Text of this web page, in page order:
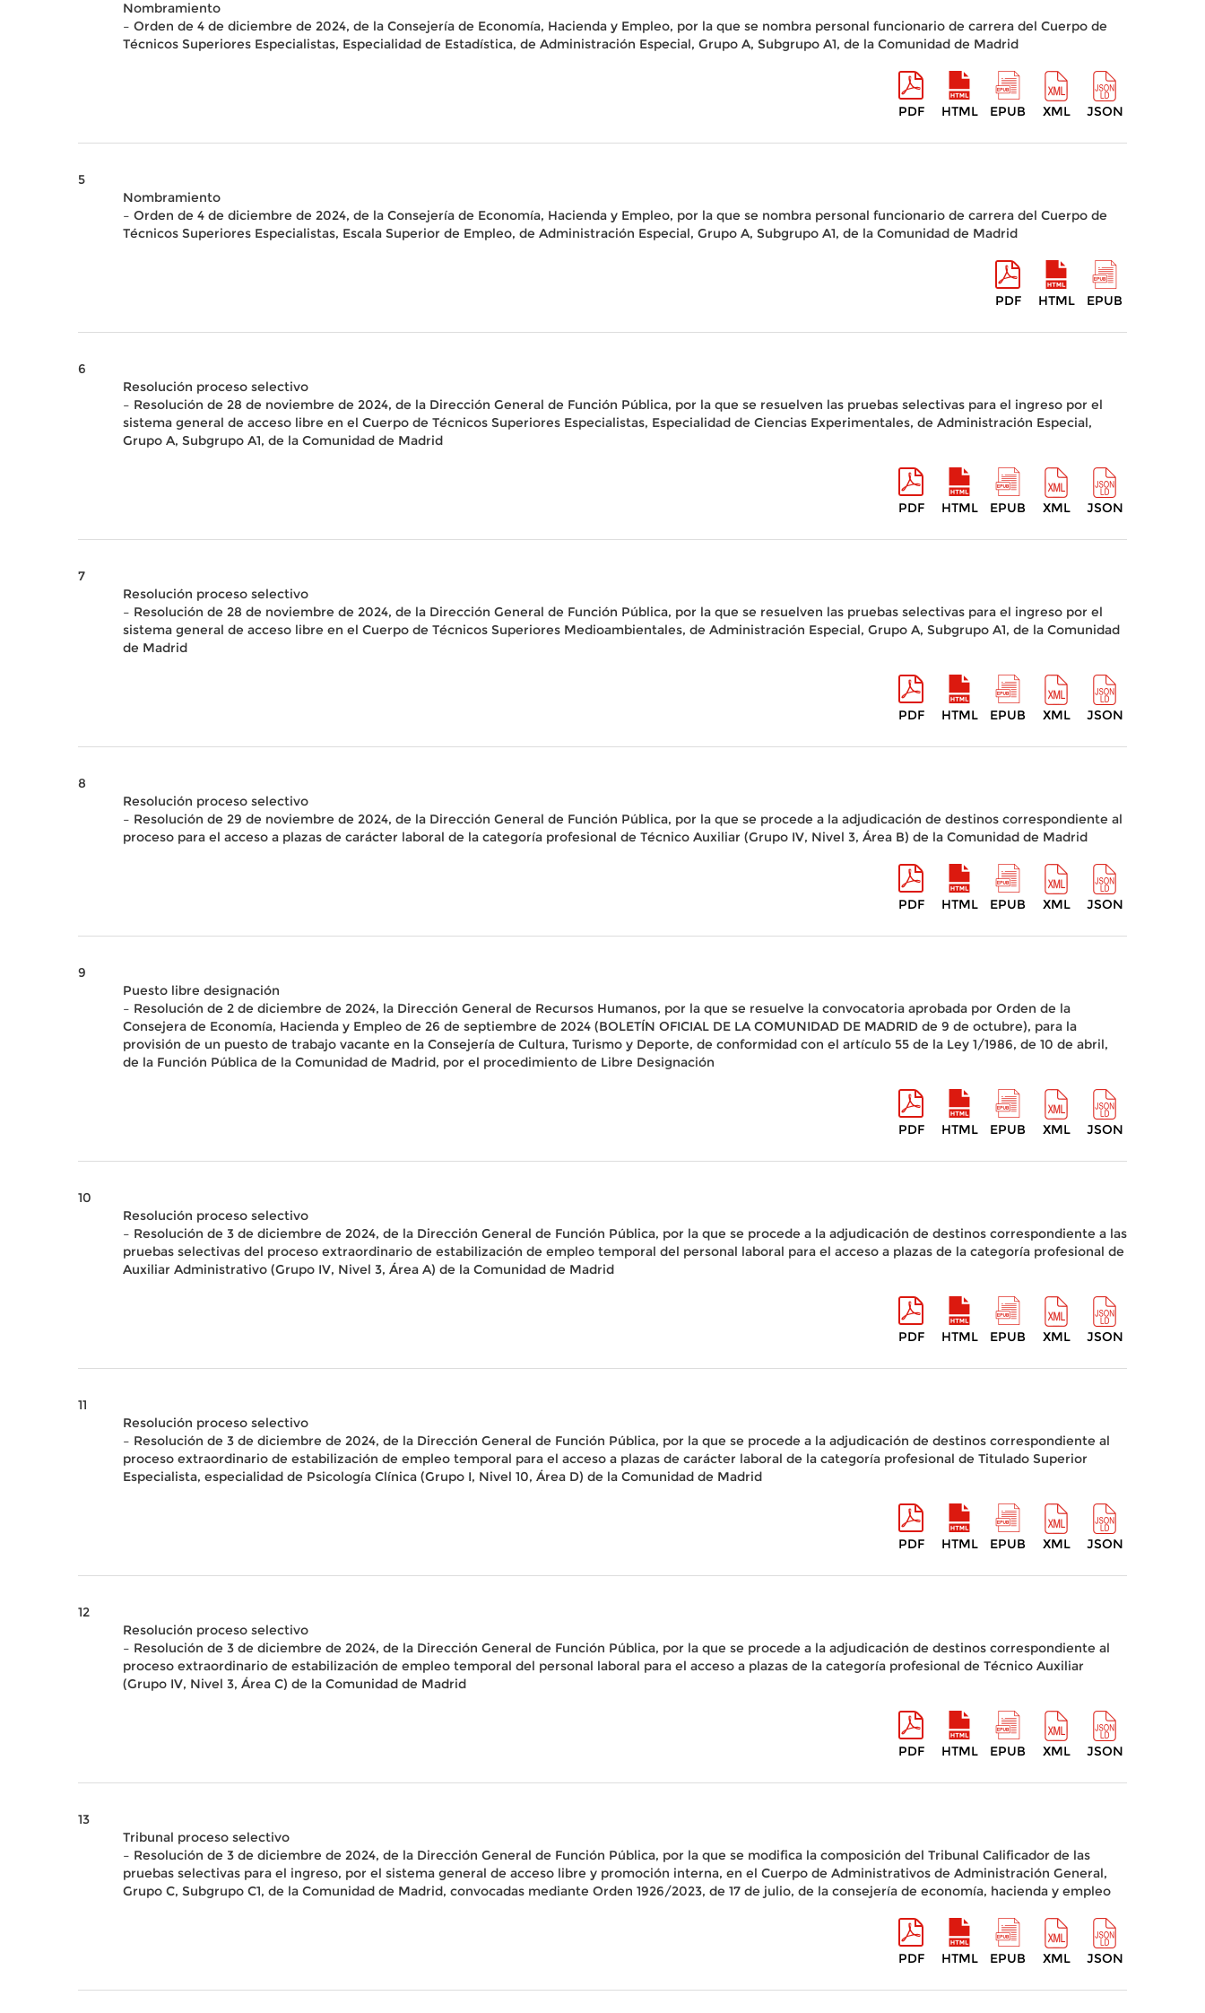
Nombramiento
– Orden de 4 de diciembre de 2024, de la Consejería de Economía, Hacienda y Empleo, por la que se nombra personal funcionario de carrera del Cuerpo de
Técnicos Superiores Especialistas, Especialidad de Estadística, de Administración Especial, Grupo A, Subgrupo A1, de la Comunidad de Madrid
PDF HTML EPUB XML JSON
5
Nombramiento
– Orden de 4 de diciembre de 2024, de la Consejería de Economía, Hacienda y Empleo, por la que se nombra personal funcionario de carrera del Cuerpo de
Técnicos Superiores Especialistas, Escala Superior de Empleo, de Administración Especial, Grupo A, Subgrupo A1, de la Comunidad de Madrid
PDF HTML EPUB
6
Resolución proceso selectivo
– Resolución de 28 de noviembre de 2024, de la Dirección General de Función Pública, por la que se resuelven las pruebas selectivas para el ingreso por el
sistema general de acceso libre en el Cuerpo de Técnicos Superiores Especialistas, Especialidad de Ciencias Experimentales, de Administración Especial,
Grupo A, Subgrupo A1, de la Comunidad de Madrid
PDF HTML EPUB XML JSON
7
Resolución proceso selectivo
– Resolución de 28 de noviembre de 2024, de la Dirección General de Función Pública, por la que se resuelven las pruebas selectivas para el ingreso por el
sistema general de acceso libre en el Cuerpo de Técnicos Superiores Medioambientales, de Administración Especial, Grupo A, Subgrupo A1, de la Comunidad
de Madrid
PDF HTML EPUB XML JSON
8
Resolución proceso selectivo
– Resolución de 29 de noviembre de 2024, de la Dirección General de Función Pública, por la que se procede a la adjudicación de destinos correspondiente al
proceso para el acceso a plazas de carácter laboral de la categoría profesional de Técnico Auxiliar (Grupo IV, Nivel 3, Área B) de la Comunidad de Madrid
PDF HTML EPUB XML JSON
9
Puesto libre designación
– Resolución de 2 de diciembre de 2024, la Dirección General de Recursos Humanos, por la que se resuelve la convocatoria aprobada por Orden de la
Consejera de Economía, Hacienda y Empleo de 26 de septiembre de 2024 (BOLETÍN OFICIAL DE LA COMUNIDAD DE MADRID de 9 de octubre), para la
provisión de un puesto de trabajo vacante en la Consejería de Cultura, Turismo y Deporte, de conformidad con el artículo 55 de la Ley 1/1986, de 10 de abril,
de la Función Pública de la Comunidad de Madrid, por el procedimiento de Libre Designación
PDF HTML EPUB XML JSON
10
Resolución proceso selectivo
– Resolución de 3 de diciembre de 2024, de la Dirección General de Función Pública, por la que se procede a la adjudicación de destinos correspondiente a las
pruebas selectivas del proceso extraordinario de estabilización de empleo temporal del personal laboral para el acceso a plazas de la categoría profesional de
Auxiliar Administrativo (Grupo IV, Nivel 3, Área A) de la Comunidad de Madrid
PDF HTML EPUB XML JSON
11
Resolución proceso selectivo
– Resolución de 3 de diciembre de 2024, de la Dirección General de Función Pública, por la que se procede a la adjudicación de destinos correspondiente al
proceso extraordinario de estabilización de empleo temporal para el acceso a plazas de carácter laboral de la categoría profesional de Titulado Superior
Especialista, especialidad de Psicología Clínica (Grupo I, Nivel 10, Área D) de la Comunidad de Madrid
PDF HTML EPUB XML JSON
12
Resolución proceso selectivo
– Resolución de 3 de diciembre de 2024, de la Dirección General de Función Pública, por la que se procede a la adjudicación de destinos correspondiente al
proceso extraordinario de estabilización de empleo temporal del personal laboral para el acceso a plazas de la categoría profesional de Técnico Auxiliar
(Grupo IV, Nivel 3, Área C) de la Comunidad de Madrid
PDF HTML EPUB XML JSON
13
Tribunal proceso selectivo
– Resolución de 3 de diciembre de 2024, de la Dirección General de Función Pública, por la que se modifica la composición del Tribunal Calificador de las
pruebas selectivas para el ingreso, por el sistema general de acceso libre y promoción interna, en el Cuerpo de Administrativos de Administración General,
Grupo C, Subgrupo C1, de la Comunidad de Madrid, convocadas mediante Orden 1926/2023, de 17 de julio, de la consejería de economía, hacienda y empleo
PDF HTML EPUB XML JSON